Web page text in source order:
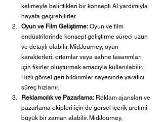
kelimeyle belirttikleri bir konsepti AI yardımıyla
hayata geçirebilirler.
Oyun ve Film Geliştirme: Oyun ve film
endüstrilerinde konsept geliştirme süreci uzun
ve detaylı olabilir. MidJourney, oyun
karakterleri, ortamlar veya sahne tasarımları
için fikirler oluşturmak amacıyla kullanılabilir.
Hızlı görsel geri bildirimler sayesinde yaratıcı
süreç hızlanır.
Reklamcılık ve Pazarlama: Reklam ajansları ve
pazarlama ekipleri için de görsel içerik üretimi
büyük bir zaman alabilir. MidJourney,